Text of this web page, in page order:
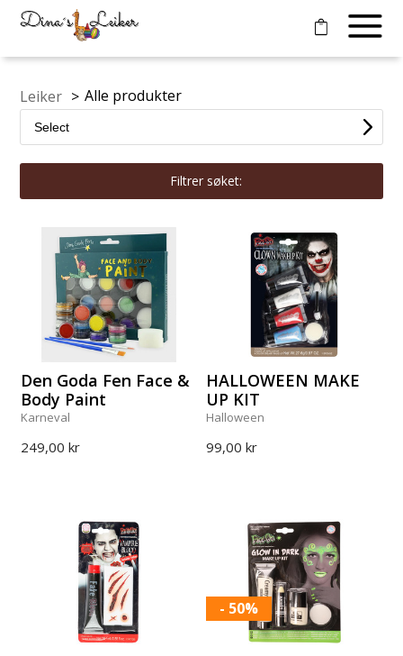
Leiker > Alle produkter
Filtrer søket:
Den Goda Fen Face &
Body Paint
Karneval
249,00 kr
HALLOWEEN MAKE
UP KIT
Halloween
99,00 kr
- 50%